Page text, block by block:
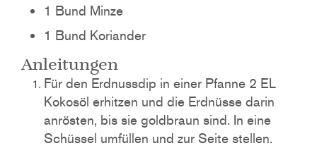
1 Bund Minze
1 Bund Koriander
Anleitungen
Für den Erdnussdip in einer Pfanne 2 EL
Kokosöl erhitzen und die Erdnüsse darin
anrösten, bis sie goldbraun sind. In eine
Schüssel umfüllen und zur Seite stellen.